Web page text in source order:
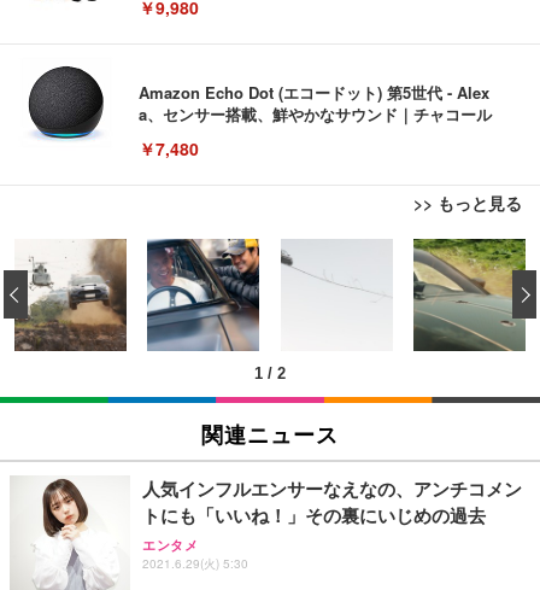
￥9,980
Amazon Echo Dot (エコードット) 第5世代 - Alex
a、センサー搭載、鮮やかなサウンド｜チャコール
￥7,480
>> もっと見る
[EdoErgo] オフィスチェア 椅子 テレワーク 疲れな
い 跳ね上げ式アームレスト コンパクト 約105度ロッ
キング pc 事務椅子 360度回転 座面昇降 強化ナイロ
ン樹脂ベース 通気性メッシュ 在宅ワーク H-WY01
(黒網+黒枠+黒足)
￥5,699
SIHOO B100 オフィスチェア／デスクチェア メッシ
ュチェア 人間工学 疲れない ブラック
￥27,999
Sezlife オフィスチェア デスクチェア 疲れない テレ
ワーク チェア 強化バックレスト 30度ロッキング機
能 人間工学 椅子 腰サポート 90度跳ね上げ式アーム
EIZO ビジネス向けプレミアムモニター | FlexScan
EV3240X-WT | 31.5型4K UHD・USB Type-C・ホワ
イト
￥105,595
EIZO ビジネス向けプレミアムモニター | FlexScan
￥109,572
【純正品】27"ゲーミングモニター DualSense 充電
フック付き（CFI-ZDM1J）
Amazonベーシック ペットシーツ 薄型 レギュラー 1
回使い捨て 無香料 ホワイト 300枚
￥3,373
Amazonベーシック ペットシーツ 厚型 ワイド 42枚
x2袋(84枚) ホワイト(吸収面:ライトブルー)
￥3,234
ネオ・ルーライフ ネオ・オムツ L 中型犬用 26枚入
り 単品
1 / 2
‹
関連ニュース
人気インフルエンサーなえなの、アンチコメン
トにも「いいね！」その裏にいじめの過去
エンタメ
2021.6.29(火) 5:30